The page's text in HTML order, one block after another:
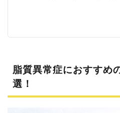
フー
クト
6.4
脂質異常症におすすめ
選！